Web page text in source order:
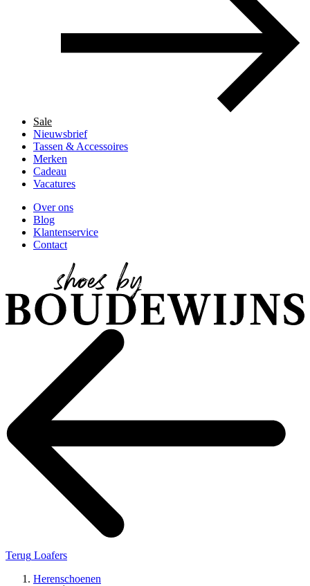
Sale
Nieuwsbrief
Tassen & Accessoires
Merken
Cadeau
Vacatures
Over ons
Blog
Klantenservice
Contact
Terug Loafers
Herenschoenen